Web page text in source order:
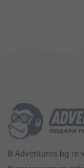
В Adventures.bg те